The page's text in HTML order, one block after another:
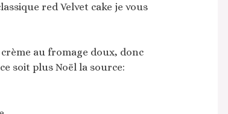
red Velvet cake je vous
au fromage doux, donc
soit plus Noël la source: